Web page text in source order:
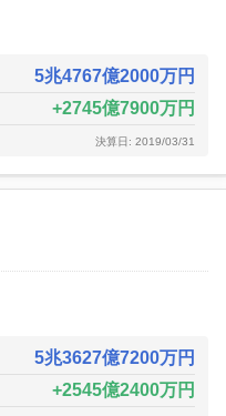
5兆4767億2000万円
2745億7900万円
決算日: 2019/03/31
5兆3627億7200万円
2545億2400万円